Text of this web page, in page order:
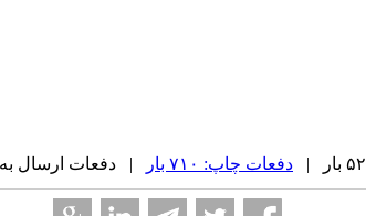
دفعات چاپ: ۷۱۰ بار | دفعات ارسال به